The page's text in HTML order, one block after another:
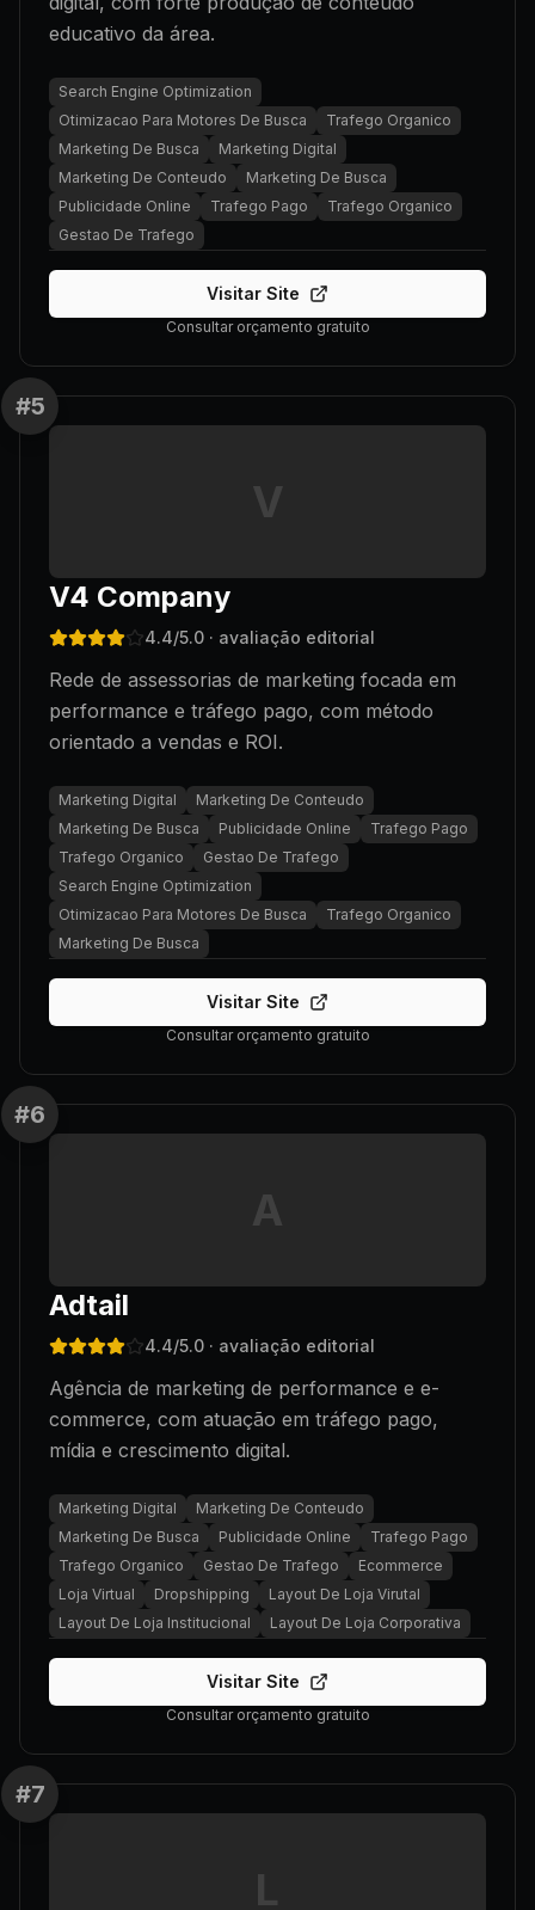
educativo da área.
Search Engine Optimization
Otimizacao Para Motores De Busca
Trafego Organico
Marketing De Busca
Marketing Digital
Marketing De Conteudo
Marketing De Busca
Publicidade Online
Trafego Pago
Trafego Organico
Gestao De Trafego
Visitar Site
Consultar orçamento gratuito
#5
V
V4 Company
4.4/5.0 · avaliação editorial
Rede de assessorias de marketing focada em
performance e tráfego pago, com método
orientado a vendas e ROI.
Marketing Digital
Marketing De Conteudo
Marketing De Busca
Publicidade Online
Trafego Pago
Trafego Organico
Gestao De Trafego
Search Engine Optimization
Otimizacao Para Motores De Busca
Trafego Organico
Marketing De Busca
Visitar Site
Consultar orçamento gratuito
#6
A
Adtail
4.4/5.0 · avaliação editorial
Agência de marketing de performance e e-
commerce, com atuação em tráfego pago,
mídia e crescimento digital.
Marketing Digital
Marketing De Conteudo
Marketing De Busca
Publicidade Online
Trafego Pago
Trafego Organico
Gestao De Trafego
Ecommerce
Loja Virtual
Dropshipping
Layout De Loja Virutal
Layout De Loja Institucional
Layout De Loja Corporativa
Visitar Site
Consultar orçamento gratuito
#7
L